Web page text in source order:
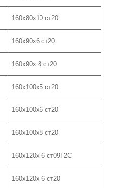
160х80х10 ст20
160х90х6 ст20
160х90х 8 ст20
160х100х5 ст20
160х100х6 ст20
160х100х8 ст20
160х120х 6 ст09Г2С
160х120х 6 ст20